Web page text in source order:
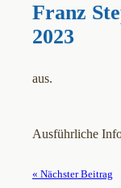
Franz
2023
aus.
Ausführliche
« Nächster Beitrag